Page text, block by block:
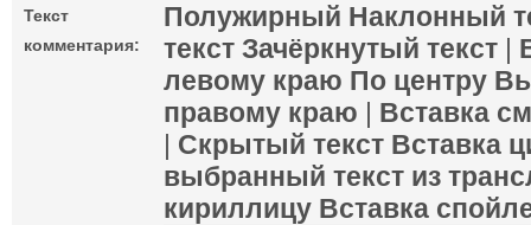
Текст
комментария:
Полужирный Наклонный
текст Зачёркнутый текст |
левому краю По центру
правому краю | Вставка
| Скрытый текст Вставка
выбранный текст из
кириллицу Вставка